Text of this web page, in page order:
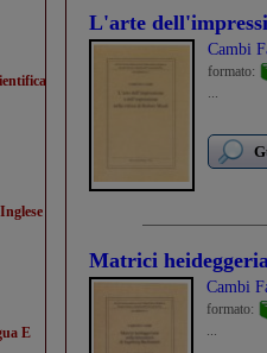
E
L'arte
Cambi
formato:
...
Matrici
Cambi
formato:
...